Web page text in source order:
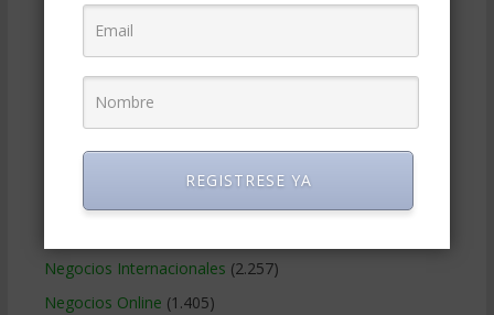
Finanzas Corporativas
Gerencia social y ambiental(223)
Gobierno Corporativo
(125)
Negocios Internacionales (2.257)
Negocios Online (1.405)
REGISTRESE YA